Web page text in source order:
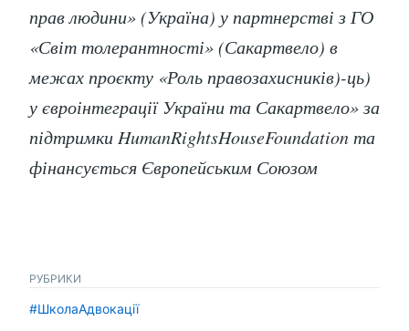
прав людини» (Україна) у партнерстві з ГО
«Світ толерантності» (Сакартвело) в
межах проєкту «Роль правозахисників)-ць)
у євроінтеграції України та Сакартвело» за
підтримки HumanRightsHouseFoundation та
фінансується Європейським Союзом
РУБРИКИ
#ШколаАдвокації